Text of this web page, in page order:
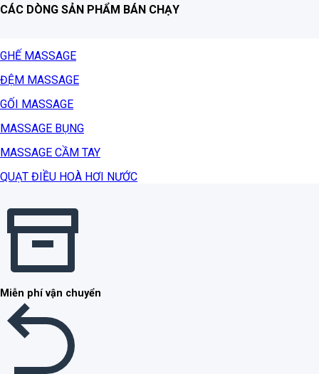
CÁC DÒNG SẢN PHẨM BÁN CHẠY
GHẾ MASSAGE
ĐỆM MASSAGE
GỐI MASSAGE
MASSAGE BỤNG
MASSAGE CẦM TAY
QUẠT ĐIỀU HOÀ HƠI NƯỚC
Miễn phí vận chuyển